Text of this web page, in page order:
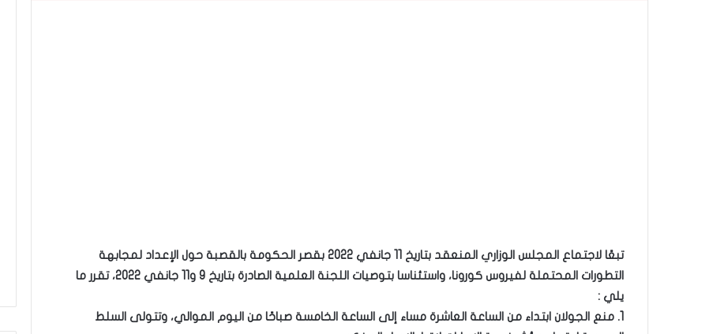
تبعًا لاجتماع المجلس الوزاري المنعقد بتاريخ 11 جانفي 2022 بقصر الحكومة بالقصبة حول الإعداد لمجابهة
التطورات المحتملة لفيروس كورونا، واستئناسا بتوصيات اللجنة العلمية الصادرة بتاريخ 9 و11 جانفي 2022، تقرر ما
يلي :
1. منع الجولان ابتداء من الساعة العاشرة مساء إلى الساعة الخامسة صباحًا من اليوم الموالي، وتتولى السلط